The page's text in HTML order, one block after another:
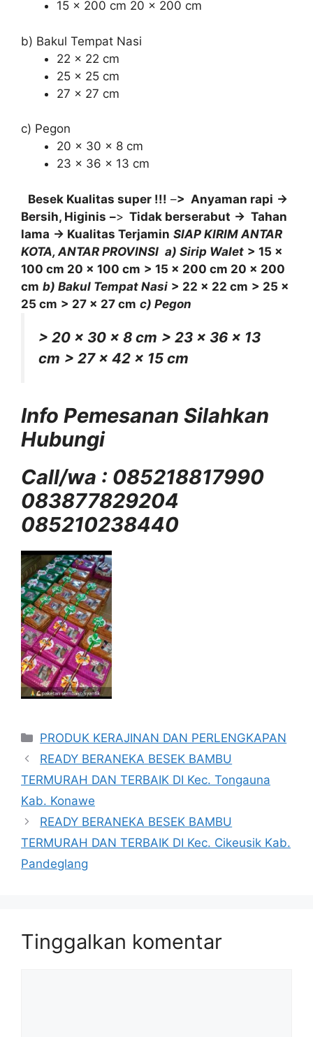
15 x 200 cm 20 x 200 cm
b) Bakul Tempat Nasi
22 x 22 cm
25 x 25 cm
27 x 27 cm
c) Pegon
20 x 30 x 8 cm
23 x 36 x 13 cm
Besek Kualitas super !!! –> Anyaman rapi ->
Bersih, Higinis –> Tidak berserabut -> Tahan
lama -> Kualitas Terjamin SIAP KIRIM ANTAR
KOTA, ANTAR PROVINSI a) Sirip Walet > 15 x
100 cm 20 x 100 cm > 15 x 200 cm 20 x 200
cm b) Bakul Tempat Nasi > 22 x 22 cm > 25 x
25 cm > 27 x 27 cm c) Pegon
> 20 x 30 x 8 cm > 23 x 36 x 13
cm > 27 x 42 x 15 cm
Info Pemesanan Silahkan
Hubungi
Call/wa : 085218817990
083877829204
085210238440
Kategori
PRODUK KERAJINAN DAN PERLENGKAPAN
READY BERANEKA BESEK BAMBU
TERMURAH DAN TERBAIK DI Kec. Tongauna
Kab. Konawe
READY BERANEKA BESEK BAMBU
TERMURAH DAN TERBAIK DI Kec. Cikeusik Kab.
Pandeglang
Tinggalkan komentar